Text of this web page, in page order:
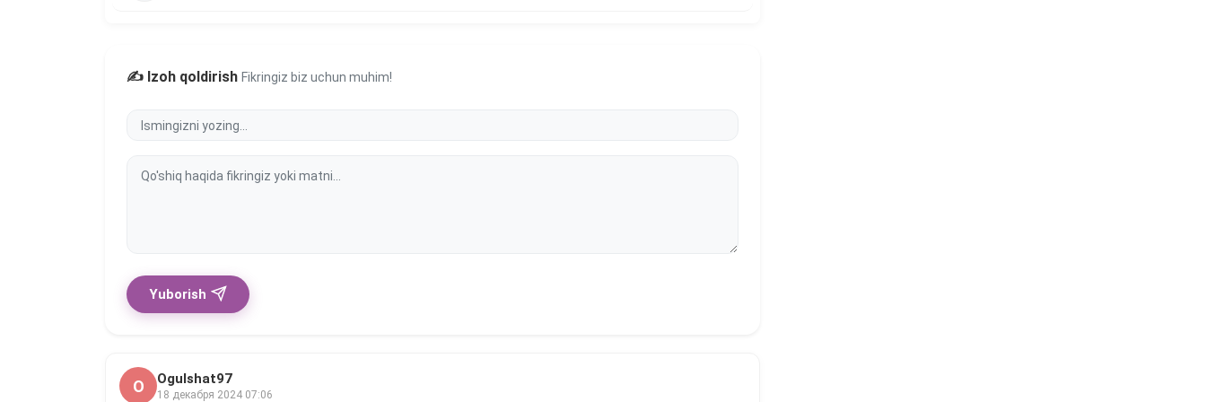
✍️ Izoh qoldirish Fikringiz biz uchun muhim!
Yuborish
O Ogulshat97
18 декабря 2024 07:06